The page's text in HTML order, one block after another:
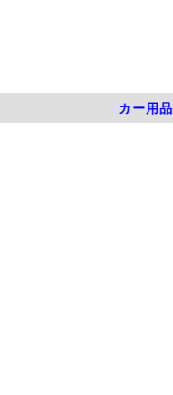
カー用品